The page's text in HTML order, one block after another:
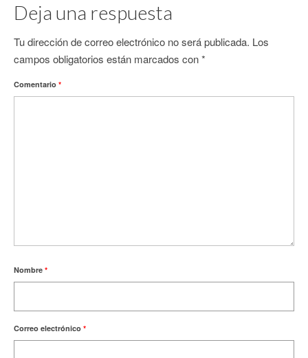
Deja una respuesta
Tu dirección de correo electrónico no será publicada. Los
campos obligatorios están marcados con*
Comentario *
Nombre *
Correo electrónico *